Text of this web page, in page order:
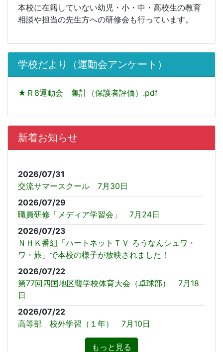
本校に在籍していない幼児・小・中・高校生の教育
相談や担当の先生方への研修会も行っています。
学校だより（運動会アンケート）
★Ｒ8運動会 集計（保護者評価）.pdf
新着お知らせ
2026/07/31
交流サマースクール 7月30日
2026/07/29
職員研修「メディア学習会」 7月24日
2026/07/23
ＮＨＫ番組「ハートネットＴＶ ろうなんシュワ・
ワ・旅」で本校の様子が放映されました！
2026/07/22
第77回四国地区聾学校体育大会（卓球部） 7月18
日
2026/07/22
高等部 校外学習（１年） 7月10日
もっと見る